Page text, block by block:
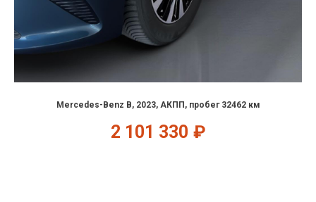
Mercedes-Benz B, 2023, АКПП, пробег 32462 км
2 101 330 ₽